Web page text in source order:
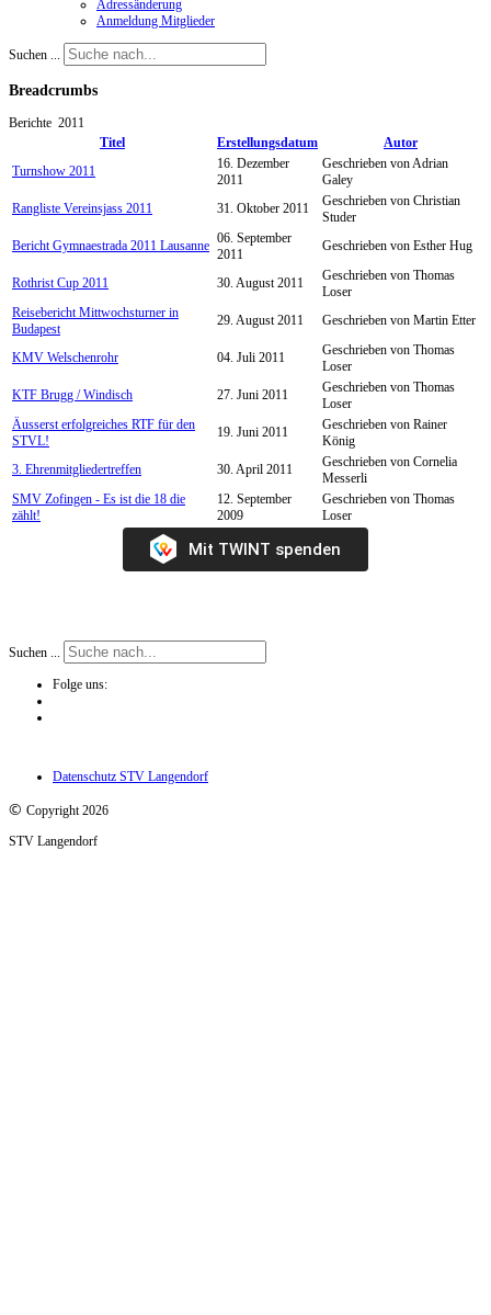
Adressänderung
Anmeldung Mitglieder
Suchen ...
Breadcrumbs
Berichte 2011
Titel
Erstellungsdatum
Autor
Turnshow 2011
16. Dezember
2011
Geschrieben von Adrian
Galey
Rangliste Vereinsjass 2011
31. Oktober 2011
Geschrieben von Christian
Studer
Bericht Gymnaestrada 2011 Lausanne 06. September
2011
Geschrieben von Esther Hug
Rothrist Cup 2011 30. August 2011
Geschrieben von Thomas
Loser
Reisebericht Mittwochsturner in
Budapest
29. August 2011 Geschrieben von Martin Etter
KMV Welschenrohr 04. Juli 2011
Geschrieben von Thomas
Loser
KTF Brugg / Windisch
27. Juni 2011
Geschrieben von Thomas
Loser
Äusserst erfolgreiches RTF für den
STVL!
19. Juni 2011
Geschrieben von Rainer
König
3. Ehrenmitgliedertreffen
30. April 2011
Geschrieben von Cornelia
Messerli
SMV Zofingen - Es ist die 18 die
zählt!
12. September
2009
Geschrieben von Thomas
Loser
Mit TWINT spenden
Suchen ...
Folge uns:
Datenschutz STV Langendorf
© Copyright 2026
STV Langendorf